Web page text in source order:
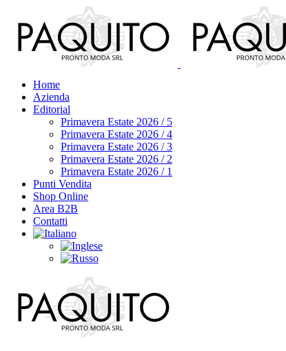
Home
Azienda
Editorial
Primavera Estate 2026 / 5
Primavera Estate 2026 / 4
Primavera Estate 2026 / 3
Primavera Estate 2026 / 2
Primavera Estate 2026 / 1
Punti Vendita
Shop Online
Area B2B
Contatti